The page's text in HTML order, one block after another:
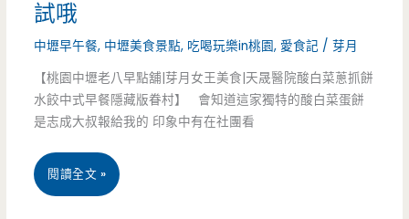
肉
鬆
吐
司
有
試哦
中壢早午餐, 中壢美食景點, 吃喝玩樂in桃園, 愛食記 /芽月
【桃園中壢老八早點舖|芽月女王美食|天晟醫院酸白菜蔥抓餅
水餃中式早餐隱藏版眷村】 會知道這家獨特的酸白菜蛋餅
是志成大叔報給我的 印象中有在社團看
桃
閱讀全文 »